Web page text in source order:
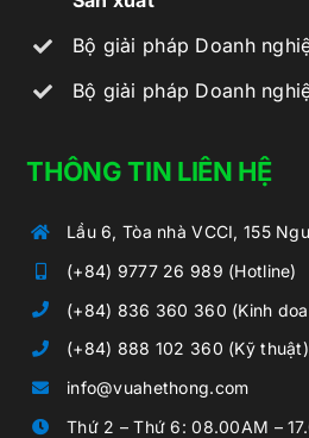
Bộ giải pháp Doanh
Bộ giải pháp Doanh
THÔNG TIN LIÊN HỆ
Lầu 6, Tòa nhà VCCI, 155
(+84) 9777 26 989 (Hotline)
(+84) 836 360 360 (Kinh
(+84) 888 102 360 (Kỹ thuật)
info@vuahethong.com
Thứ 2 – Thứ 6: 08.00AM –